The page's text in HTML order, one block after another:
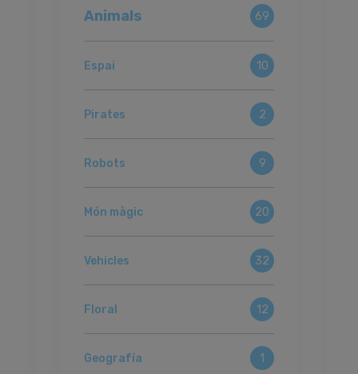
Animals 69
Espai 10
Pirates 2
Robots 9
Món màgic 20
Vehicles 32
Floral 12
Geografía 1